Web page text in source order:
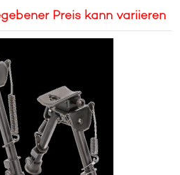
Preis kann variieren